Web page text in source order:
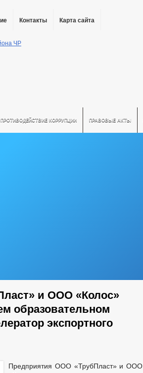
Контакты Карта сайта
ПРОТИВОДЕЙСТВИЕ КОРРУПЦИИ ПРАВОВЫЕ АКТЫ
и ООО «Колос»
образовательном
экспортного
Предприятия ООО «ТрубПласт» и ООО